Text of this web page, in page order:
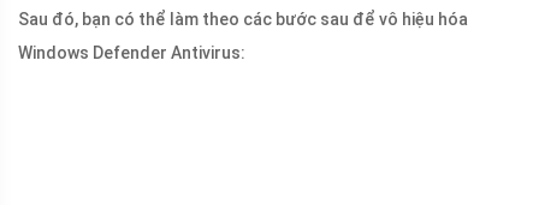
Sau đó, bạn có thể làm theo các bước sau để vô hiệu hóa
Windows Defender Antivirus: